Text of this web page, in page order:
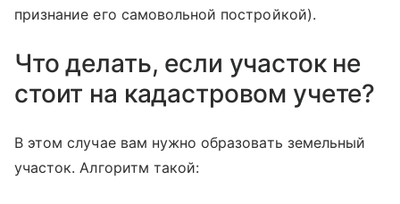
признание его самовольной постройкой).
Что делать, если участок не
стоит на кадастровом учете?
В этом случае вам нужно образовать земельный
участок. Алгоритм такой: